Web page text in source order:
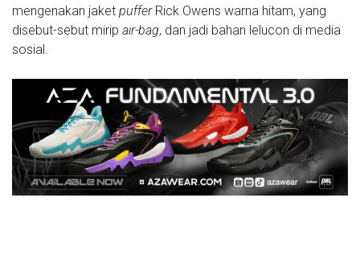
mengenakan jaket puffer Rick Owens warna hitam, yang
disebut-sebut mirip air-bag, dan jadi bahan lelucon di media
sosial.